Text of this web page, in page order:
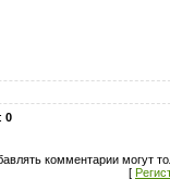
: 0
комментарии могут
[